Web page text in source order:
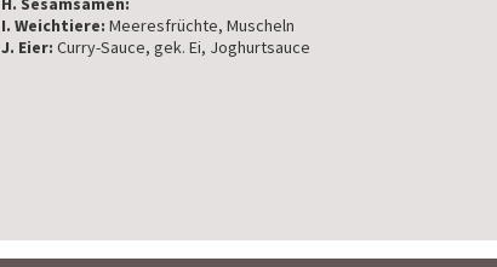
I. Weichtiere: Meeresfrüchte, Muscheln
J. Eier: Curry-Sauce, gek. Ei, Joghurtsauce